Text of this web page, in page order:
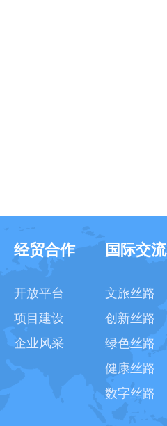
经贸合作
开放平台
项目建设
企业风采
国际交流
文旅丝路
创新丝路
绿色丝路
健康丝路
数字丝路